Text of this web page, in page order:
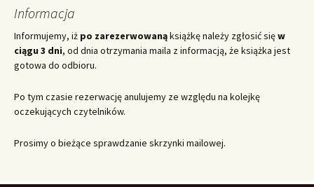
Informacja
Informujemy, iż po zarezerwowanąksiążkę należy zgłosić sięw
ciągu 3 dni, od dnia otrzymania maila z informacją, że książka jest
gotowa do odbioru.
Po tym czasie rezerwację anulujemy ze względu na kolejkę
oczekujących czytelników.
Prosimy o bieżące sprawdzanie skrzynki mailowej.